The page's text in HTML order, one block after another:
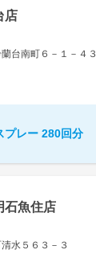
店
台南町６－１－４３
プレー 280回分
石魚住店
水５６３－３